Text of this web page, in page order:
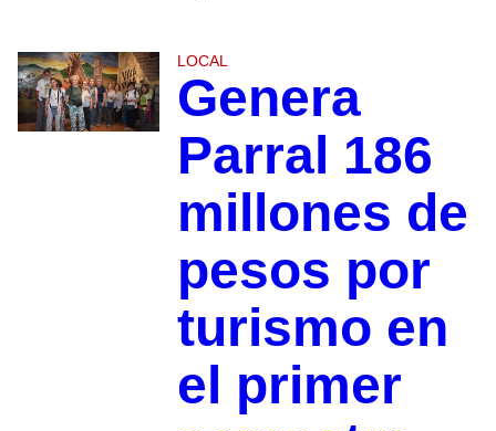
LOCAL
Genera
Parral 186
millones de
pesos por
turismo en
el primer